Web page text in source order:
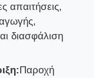
απαιτήσεις,
διασφάλιση
Παροχή